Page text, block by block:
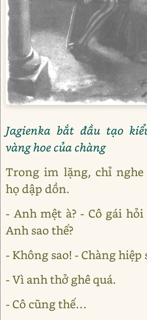
Jagienka bắt đầu tạo
vàng hoe của chàng
Trong im lặng, chỉ
họ dập dồn.
- Anh mệt à? - Cô gái
Anh sao thế?
- Không sao! - Chàng
- Vì anh thở ghê quá.
- Cô cũng thế…